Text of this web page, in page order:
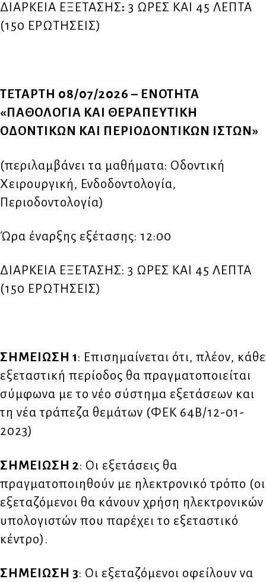
ΔΙΑΡΚΕΙΑ ΕΞΕΤΑΣΗΣ: 3 ΩΡΕΣ ΚΑΙ 45 ΛΕΠΤΑ
(150 ΕΡΩΤΗΣΕΙΣ)
ΤΕΤΑΡΤΗ 08/07/2026 – ΕΝΟΤΗΤΑ
«ΠΑΘΟΛΟΓΙΑ ΚΑΙ ΘΕΡΑΠΕΥΤΙΚΗ
ΟΔΟΝΤΙΚΩΝ ΚΑΙ ΠΕΡΙΟΔΟΝΤΙΚΩΝ ΙΣΤΩΝ»
(περιλαμβάνει τα μαθήματα: Οδοντική
Χειρουργική, Ενδοδοντολογία,
Περιοδοντολογία)
Ώρα έναρξης εξέτασης: 12:00
ΔΙΑΡΚΕΙΑ ΕΞΕΤΑΣΗΣ: 3 ΩΡΕΣ ΚΑΙ 45 ΛΕΠΤΑ
(150 ΕΡΩΤΗΣΕΙΣ)
ΣΗΜΕΙΩΣΗ 1: Επισημαίνεται ότι, πλέον, κάθε
εξεταστική περίοδος θα πραγματοποιείται
σύμφωνα με το νέο σύστημα εξετάσεων και
τη νέα τράπεζα θεμάτων (ΦΕΚ 64Β/12-01-
2023)
ΣΗΜΕΙΩΣΗ 2: Οι εξετάσεις θα
πραγματοποιηθούν με ηλεκτρονικό τρόπο (οι
εξεταζόμενοι θα κάνουν χρήση ηλεκτρονικών
υπολογιστών που παρέχει το εξεταστικό
κέντρο).
ΣΗΜΕΙΩΣΗ 3: Οι εξεταζόμενοι οφείλουν να